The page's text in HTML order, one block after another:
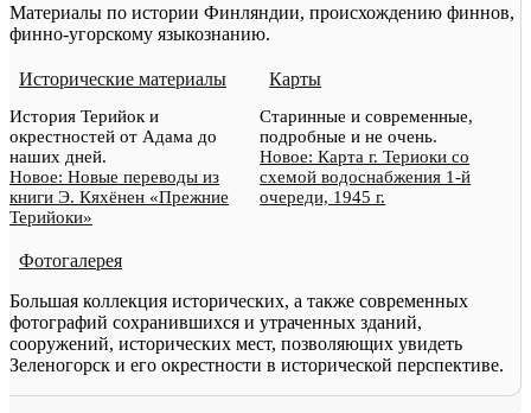
Материалы по истории Финляндии, происхождению финнов,
финно-угорскому языкознанию.
Исторические материалы
История Терийок и
окрестностей от Адама до
наших дней.
Новое: Новые переводы из
книги Э. Кяхёнен «Прежние
Терийоки»
Карты
Старинные и современные,
подробные и не очень.
Новое: Карта г. Териоки со
схемой водоснабжения 1-й
очереди, 1945 г.
Фотогалерея
Большая коллекция исторических, а также современных
фотографий сохранившихся и утраченных зданий,
сооружений, исторических мест, позволяющих увидеть
Зеленогорск и его окрестности в исторической перспективе.